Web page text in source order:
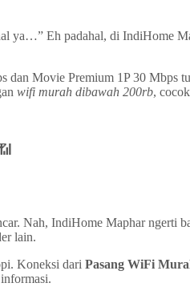
ya…” Eh padahal, di IndiHome
dan Movie Premium 1P 30 Mbps
wifi murah dibawah 200rb,
Nah, IndiHome Maphar ngerti
lain.
Koneksi dari Pasang WiFi